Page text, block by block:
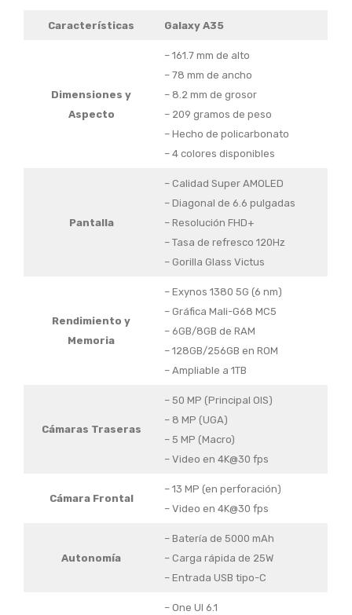
Características Galaxy A35
Dimensiones y
Aspecto
– 161.7 mm de alto
– 78 mm de ancho
– 8.2 mm de grosor
– 209 gramos de peso
– Hecho de policarbonato
– 4 colores disponibles
Pantalla
– Calidad Super AMOLED
– Diagonal de 6.6 pulgadas
– Resolución FHD+
– Tasa de refresco 120Hz
– Gorilla Glass Victus
Rendimiento y
Memoria
– Exynos 1380 5G (6 nm)
– Gráfica Mali-G68 MC5
– 6GB/8GB de RAM
– 128GB/256GB en ROM
– Ampliable a 1TB
Cámaras Traseras
– 50 MP (Principal OIS)
– 8 MP (UGA)
– 5 MP (Macro)
– Video en 4K@30 fps
Cámara Frontal
– 13 MP (en perforación)
– Video en 4K@30 fps
Autonomía
– Batería de 5000 mAh
– Carga rápida de 25W
– Entrada USB tipo-C
– One UI 6.1